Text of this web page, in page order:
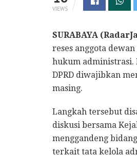
VIEWS
SURABAYA
reses anggota
hukum administrasi.
DPRD diwajibkan
masing.
Langkah tersebut
diskusi bersama
menggandeng
terkait tata kelola